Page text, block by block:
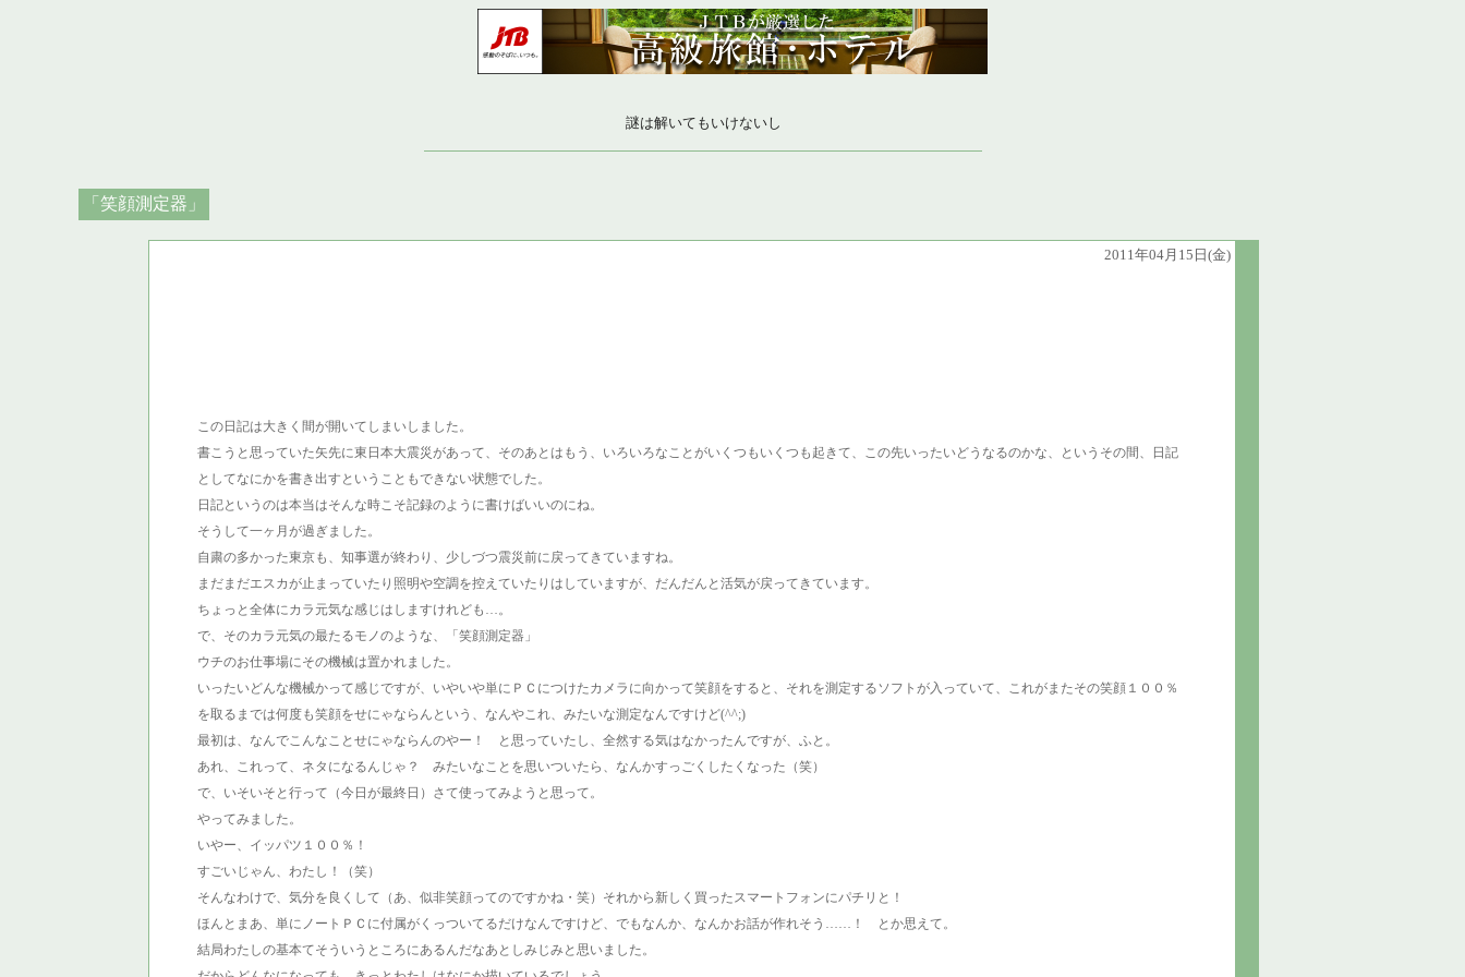
謎は解いてもいけないし
「笑顔測定器」
2011年04月15日(金)
この日記は大きく間が開いてしまいしました。
書こうと思っていた矢先に東日本大震災があって、そのあとはもう、いろいろなことがいくつもいくつも起きて、この先いったいどうなるのかな、というその間、日記
としてなにかを書き出すということもできない状態でした。
日記というのは本当はそんな時こそ記録のように書けばいいのにね。
そうして一ヶ月が過ぎました。
自粛の多かった東京も、知事選が終わり、少しづつ震災前に戻ってきていますね。
まだまだエスカが止まっていたり照明や空調を控えていたりはしていますが、だんだんと活気が戻ってきています。
ちょっと全体にカラ元気な感じはしますけれども…。
で、そのカラ元気の最たるモノのような、「笑顔測定器」
ウチのお仕事場にその機械は置かれました。
いったいどんな機械かって感じですが、いやいや単にＰＣにつけたカメラに向かって笑顔をすると、それを測定するソフトが入っていて、これがまたその笑顔１００％
を取るまでは何度も笑顔をせにゃならんという、なんやこれ、みたいな測定なんですけど(^^;)
最初は、なんでこんなことせにゃならんのやー！ と思っていたし、全然する気はなかったんですが、ふと。
あれ、これって、ネタになるんじゃ？ みたいなことを思いついたら、なんかすっごくしたくなった（笑）
で、いそいそと行って（今日が最終日）さて使ってみようと思って。
やってみました。
いやー、イッパツ１００％！
すごいじゃん、わたし！（笑）
そんなわけで、気分を良くして（あ、似非笑顔ってのですかね・笑）それから新しく買ったスマートフォンにパチリと！
ほんとまあ、単にノートＰＣに付属がくっついてるだけなんですけど、でもなんか、なんかお話が作れそう……！ とか思えて。
結局わたしの基本てそういうところにあるんだなあとしみじみと思いました。